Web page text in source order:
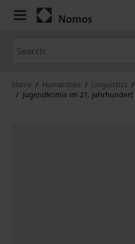
Skip to Content
Home / Humanities / Linguistics /
/ Jugendkrimis im 21. Jahrhundert